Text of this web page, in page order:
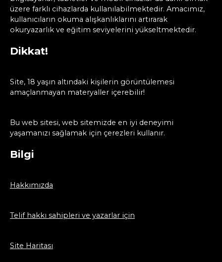
üzere farklı cihazlarda kullanılabilmektedir. Amacımız,
kullanıcıların okuma alışkanlıklarını artırarak
okuryazarlık ve eğitim seviyelerini yükseltmektedir.
Dikkat!
Site, 18 yaşın altındaki kişilerin görüntülemesi
amaçlanmayan materyaller içerebilir!
Bu web sitesi, web sitemizde en iyi deneyimi
yaşamanızı sağlamak için çerezleri kullanır.
Bilgi
Hakkımızda
Telif hakkı sahipleri ve yazarlar için
Site Haritası